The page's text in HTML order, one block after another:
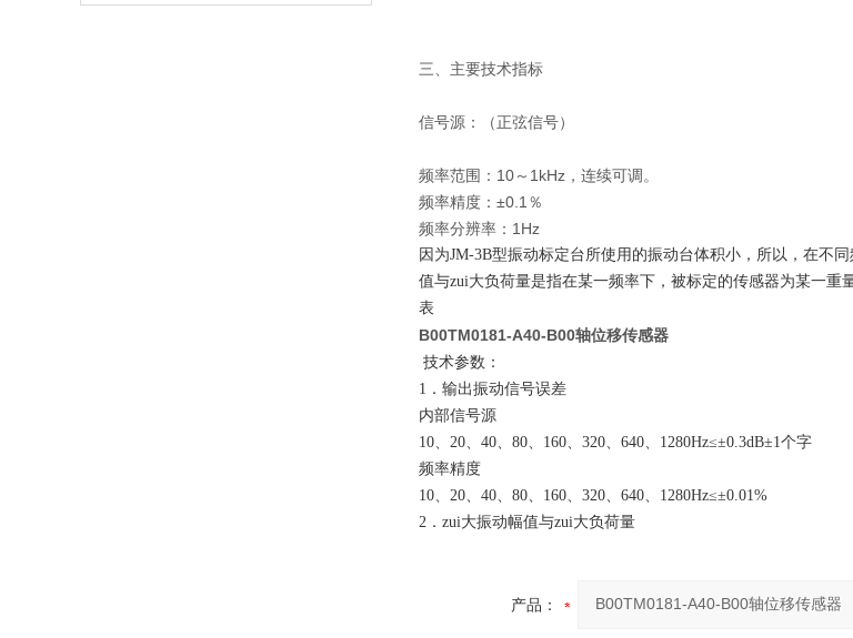
三、主要技术指标
信号源：（正弦信号）
频率范围：10～1kHz，连续可调。
频率精度：±0.1％
频率分辨率：1Hz
因为JM-3B型振动标定台所使用的振动台体积小，所以，在不
值与zui大负荷量是指在某一频率下，被标定的传感器为某一
表
B00TM0181-A40-B00轴位移传感器
技术参数：
1．输出振动信号误差
内部信号源
10、20、40、80、160、320、640、1280Hz≤±0.3dB±1个字
频率精度
10、20、40、80、160、320、640、1280Hz≤±0.01%
2．zui大振动幅值与zui大负荷量
产品：